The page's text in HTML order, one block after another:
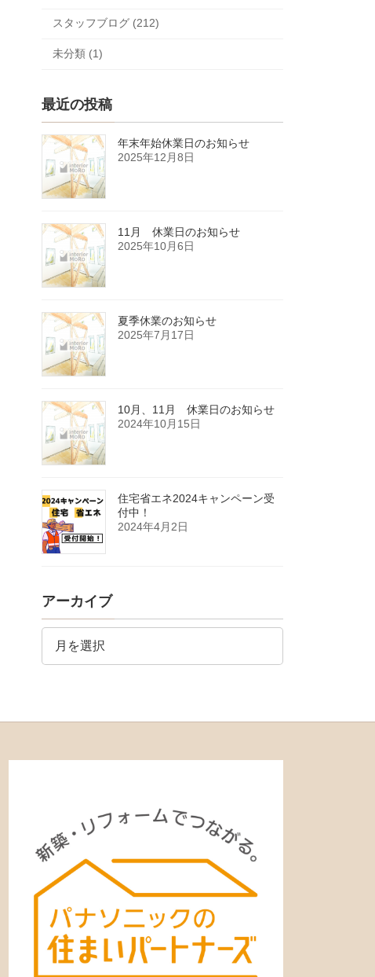
スタッフブログ (212)
未分類 (1)
最近の投稿
年末年始休業日のお知らせ
2025年12月8日
11月 休業日のお知らせ
2025年10月6日
夏季休業のお知らせ
2025年7月17日
10月、11月 休業日のお知らせ
2024年10月15日
住宅省エネ2024キャンペーン受
付中！
2024年4月2日
アーカイブ
ア